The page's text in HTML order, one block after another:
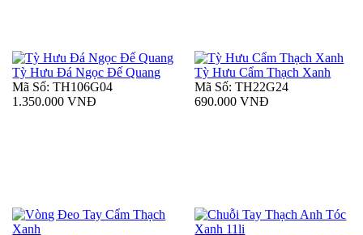
Tỳ Hưu Đá Ngọc Đế Quang
Mã Số: TH106G04
1.350.000 VNĐ
Tỳ Hưu Cẩm Thạch Xanh
Mã Số: TH22G24
690.000 VNĐ